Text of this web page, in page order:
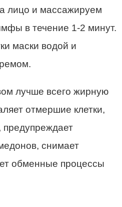
лицо и массажируем
в течение 1-2 минут.
маски водой и
лучше всего жирную
отмершие клетки,
предупреждает
снимает
обменные процессы